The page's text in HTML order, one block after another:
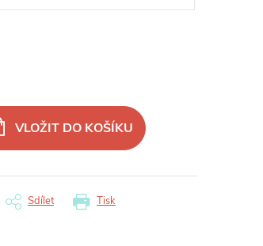
VLOŽIT DO KOŠÍKU
Tisk
Sdílet